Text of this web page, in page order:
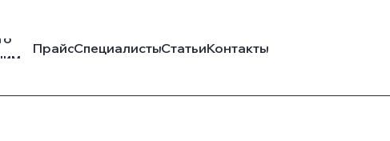
ПрайсСпециалистыСтатьиКонтакты